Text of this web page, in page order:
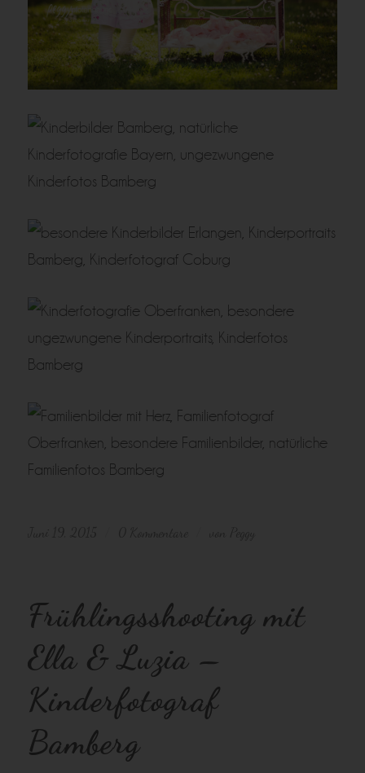
Frühlingsshooting mit
Ella & Luzia –
Kinderfotograf
Bamberg